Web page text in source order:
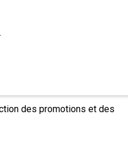
des promotions et des